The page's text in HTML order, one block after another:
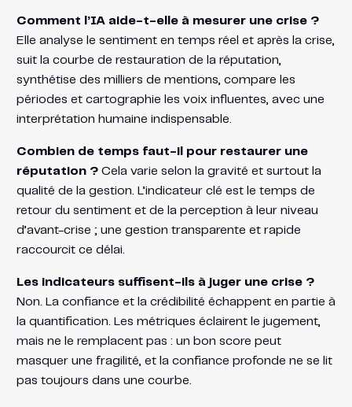
Comment l’IA aide-t-elle à mesurer une crise ?
Elle analyse le sentiment en temps réel et après la crise,
suit la courbe de restauration de la réputation,
synthétise des milliers de mentions, compare les
périodes et cartographie les voix influentes, avec une
interprétation humaine indispensable.
Combien de temps faut-il pour restaurer une
réputation ?Cela varie selon la gravité et surtout la
qualité de la gestion. L’indicateur clé est le temps de
retour du sentiment et de la perception à leur niveau
d’avant-crise ; une gestion transparente et rapide
raccourcit ce délai.
Les indicateurs suffisent-ils à juger une crise ?
Non. La confiance et la crédibilité échappent en partie à
la quantification. Les métriques éclairent le jugement,
mais ne le remplacent pas : un bon score peut
masquer une fragilité, et la confiance profonde ne se lit
pas toujours dans une courbe.